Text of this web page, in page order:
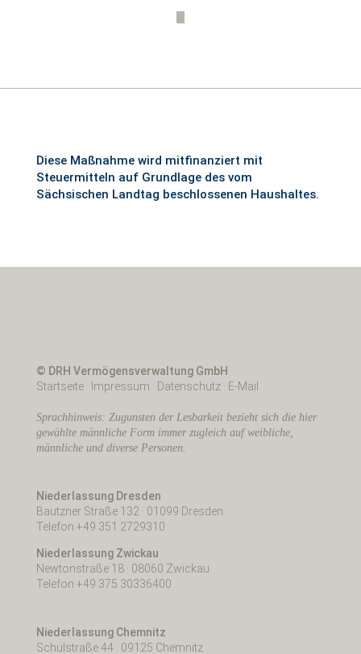
Diese Maßnahme wird mitfinanziert mit
Steuermitteln auf Grundlage des vom
Sächsischen Landtag beschlossenen Haushaltes.
© DRH Vermögensverwaltung GmbH
Startseite· Impressum · Datenschutz· E-Mail
Sprachhinweis: Zugunsten der Lesbarkeit bezieht sich die hier
gewählte männliche Form immer zugleich auf weibliche,
männliche und diverse Personen.
Niederlassung Dresden
Bautzner Straße 132 · 01099 Dresden
Telefon +49 351 2729310
Niederlassung Zwickau
Newtonstraße 18 · 08060 Zwickau
Telefon +49 375 30336400
Niederlassung Chemnitz
Schulstraße 44 · 09125 Chemnitz